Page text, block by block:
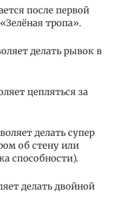
после первой
тропа».
делать рывок в
цепляться за
делать супер
об стену или
способности).
делать двойной